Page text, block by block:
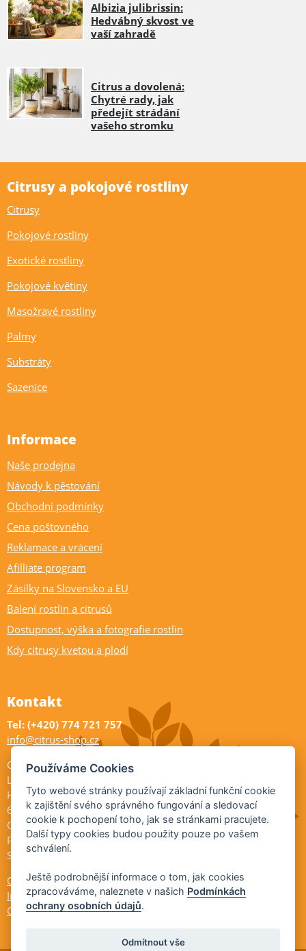
Albizia julibrissin:
Hedvábný skvost ve
vaší zahradě
Citrus a dovolená:
Chytré rady, jak
předejít strádání
vašeho stromku
Citrusy a pokojové rostliny
Citrusy
Pokojové rostliny
Exotické rostliny
Pokojové květiny
Masožravé rostliny
Palmy
Substráty
Sazenice
Informace
Naše prodejna
Návody k pěstování
Obchodní podmínky
Cena poštovného
Reklamace a vrácení
Afilliate program
Zásilky na Slovensko a EU
Balení rostlin a citrusů
Dostupnost, výška a fotografie rostlin
Kdy citrusy kvetou a plodí
Kontakt
Tel: (+420) 774 721 757
info@citrus-shop.cz
Citrus shop zahradnictví
Legionářů 2
Hodonín
695 01
Otevřeno:
Po-Pá 9-17
So 9-11:30
Ochrana osobních údajů
Informace ÚKZÚZ
Cookies
Používáme Cookies
Tyto webové stránky používají základní funkční cookie
k zajištění svého správného fungování a sledovací
cookie k pochopení toho, jak se stránkami pracujete.
Další typy cookies budou použity pouze po vašem
schválení.
Ještě podrobnější informace o tom, jak cookies
zpracováváme, naleznete v našich Podmínkách
ochrany osobních údajů.
Odmítnout vše